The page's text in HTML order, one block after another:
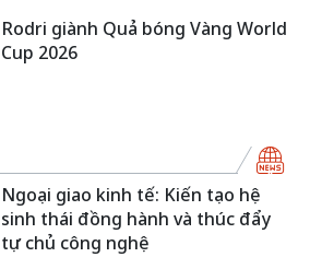
Rodri giành Quả bóng Vàng World
Cup 2026
Ngoại giao kinh tế: Kiến tạo hệ
sinh thái đồng hành và thúc đẩy
tự chủ công nghệ